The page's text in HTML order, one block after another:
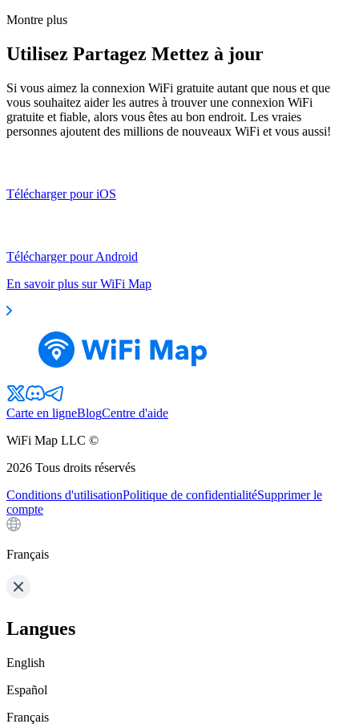
Montre plus
Utilisez Partagez Mettez à jour
Si vous aimez la connexion WiFi gratuite autant que nous et que
vous souhaitez aider les autres à trouver une connexion WiFi
gratuite et fiable, alors vous êtes au bon endroit. Les vraies
personnes ajoutent des millions de nouveaux WiFi et vous aussi!
Télécharger pour iOS
Télécharger pour Android
En savoir plus sur WiFi Map
Carte en ligneBlogCentre d'aide
WiFi Map LLC ©
2026 Tous droits réservés
Conditions d'utilisationPolitique de confidentialitéSupprimer le
compte
Français
Langues
English
Español
Français